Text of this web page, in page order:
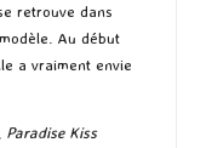
retrouve dans
Au début
a vraiment envie
Paradise Kiss